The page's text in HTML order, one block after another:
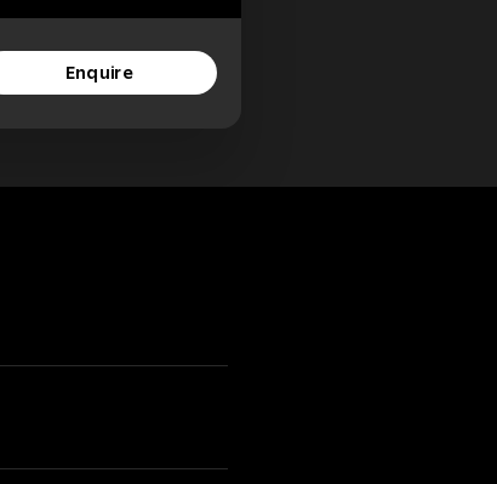
Enquire